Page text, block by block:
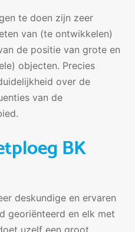
te doen zijn zeer
van (te ontwikkelen)
de positie van grote en
objecten. Precies
over de
van de
BK
deskundige en ervaren
georiënteerd en elk met
uzelf een groot